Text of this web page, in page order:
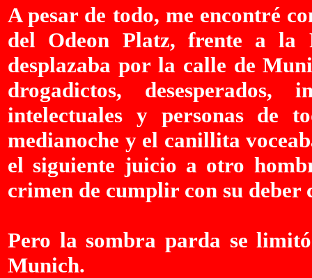
A pesar de todo, me encontré
del Odeon Platz, frente a la
desplazaba por la calle de
drogadictos, desesperados,
intelectuales y personas de
medianoche y el canillita
el siguiente juicio a otro
crimen de cumplir con su
Pero la sombra parda se
Munich.